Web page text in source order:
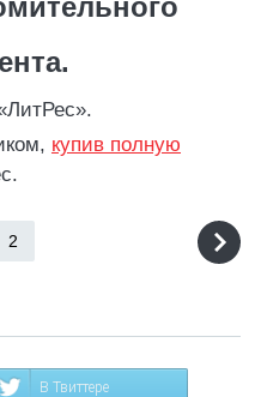
купив полную
2
В Твиттере